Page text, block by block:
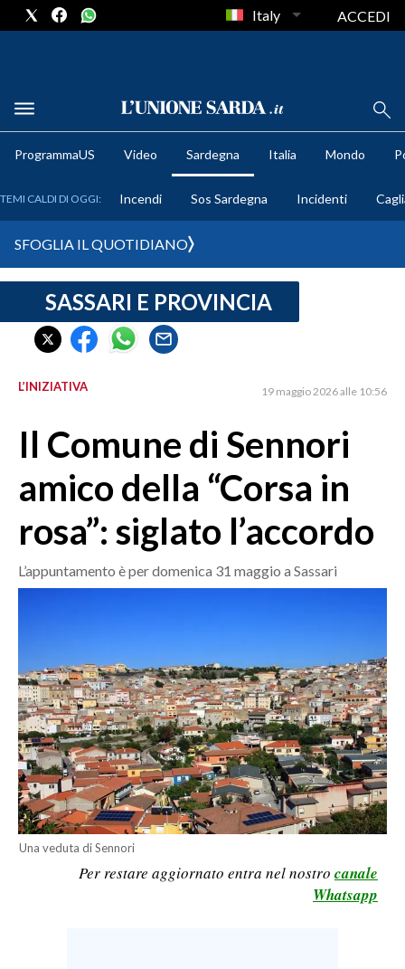
METEO
CRONACA SARDEGNA
CAGLIARI
SULCIS IGLESIENTE
ORISTANO E PROVINCIA
GALLURA
NUORO E PROVINCIA
OGLIASTRA
AGENDA
MONDO
POLITICA
ECONOMIA
SERVIZI ALLE IMPRESE
LAVORO
Italy ACCEDI
ProgrammaUS Video Sardegna Italia Mondo
TEMI CALDI DI OGGI: Incendi Sos Sardegna Incidenti
SFOGLIA IL QUOTIDIANO
SASSARI E PROVINCIA
L’INIZIATIVA 19 maggio 2026 alle 10:56
Il Comune di Sennori
amico della “Corsa in
rosa”: siglato l’accordo
L’appuntamento è per domenica 31 maggio a Sassari
Una veduta di Sennori
Per restare aggiornato entra nel nostro canale
Whatsapp